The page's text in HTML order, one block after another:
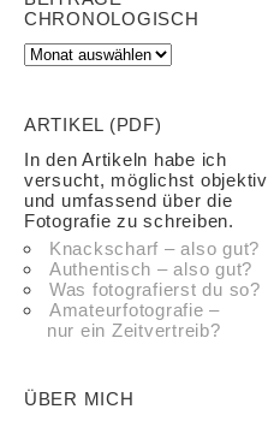
CHRONOLOGISCH
ARTIKEL (PDF)
In den Artikeln habe ich
versucht, möglichst objektiv
und umfassend über die
Fotografie zu schreiben.
Knackscharf – also gut?
Authentisch – also gut?
Was fotografierst du so?
Amateurfotografie –
nur ein Zeitvertreib?
ÜBER MICH